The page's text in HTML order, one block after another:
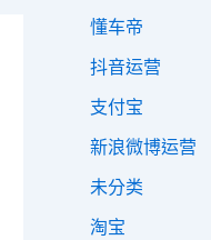
懂车帝
抖音运营
支付宝
新浪微博运营
未分类
淘宝